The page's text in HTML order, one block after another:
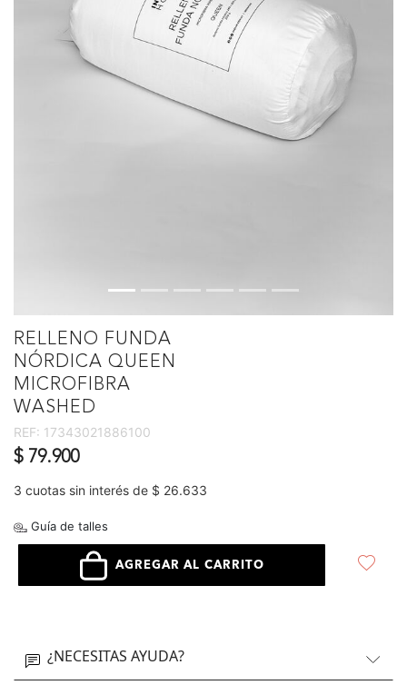
RELLENO FUNDA
NÓRDICA QUEEN
MICROFIBRA
WASHED
REF: 17343021886100
$ 79.900
3 cuotas sin interés de $ 26.633
Guía de talles
AGREGAR AL CARRITO
¿NECESITAS AYUDA?